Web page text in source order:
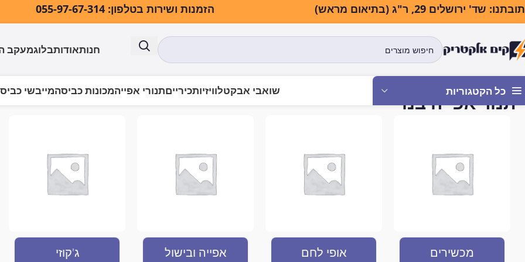
שד' ירושלים 29, ר"ג (בתיאום מראש) הזמנות ושירות בטלפון: 055-97-67-314
חנותאודותבלוגמעקב
כל הקטגוריות שואבי אבקטלוויזיותכירייםתנורי אפייהמכונות כביסהמייבשי
תנור אפייה בנוי מוצרים המתויגים “תנור אפייה בנוי”
מכשירים
אופי לחם אפייה ובישול ג'קוזי